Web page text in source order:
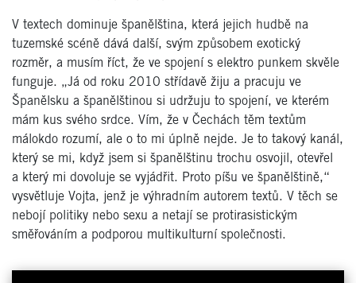
V textech dominuje španělština, která jejich hudbě na
tuzemské scéně dává další, svým způsobem exotický
rozměr, a musím říct, že ve spojení s elektro punkem skvěle
funguje. „Já od roku 2010 střídavě žiju a pracuju ve
Španělsku a španělštinou si udržuju to spojení, ve kterém
mám kus svého srdce. Vím, že v Čechách těm textům
málokdo rozumí, ale o to mi úplně nejde. Je to takový kanál,
který se mi, když jsem si španělštinu trochu osvojil, otevřel
a který mi dovoluje se vyjádřit. Proto píšu ve španělštině,“
vysvětluje Vojta, jenž je výhradním autorem textů. V těch se
nebojí politiky nebo sexu a netají se protirasistickým
směřováním a podporou multikulturní společnosti.